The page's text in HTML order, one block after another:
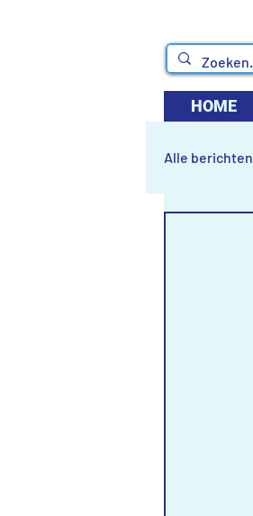
HOME
Alle berichten